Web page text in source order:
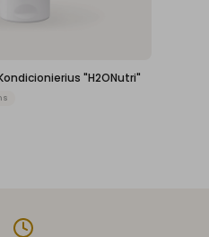
"H2ONutri"